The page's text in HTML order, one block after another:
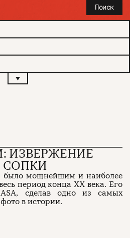
Поиск
ИЗВЕРЖЕНИЕ
было мощнейшим и наиболее
период конца XX века. Его
сделав одно из самых
в истории.